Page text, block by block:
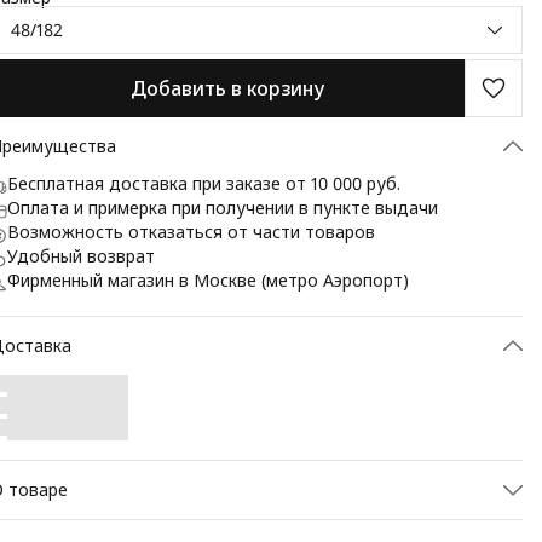
48/182
Добавить в корзину
Бесплатная доставка при заказе от 10 000 руб.
Оплата и примерка при получении в пункте выдачи
Возможность отказаться от части товаров
Удобный возврат
Фирменный магазин в Москве (метро Аэропорт)
товаре